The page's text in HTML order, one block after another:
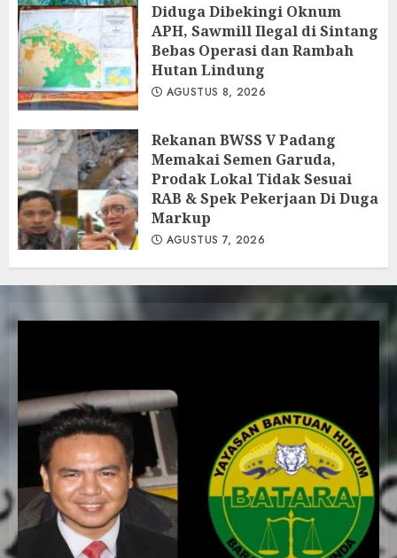
Diduga Dibekingi Oknum
APH, Sawmill Ilegal di Sintang
Bebas Operasi dan Rambah
Hutan Lindung
AGUSTUS 8, 2026
Rekanan BWSS V Padang
Memakai Semen Garuda,
Prodak Lokal Tidak Sesuai
RAB & Spek Pekerjaan Di Duga
Markup
AGUSTUS 7, 2026